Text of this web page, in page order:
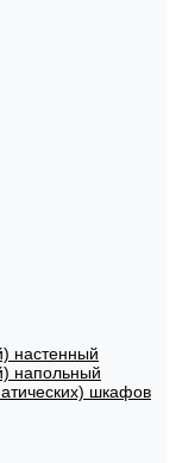
настенный
напольный
шкафов